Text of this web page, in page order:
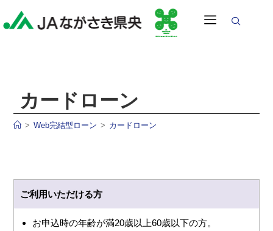
カードローン
> Web完結型ローン > カードローン
ご利用いただける方
お申込時の年齢が満20歳以上60歳以下の方。